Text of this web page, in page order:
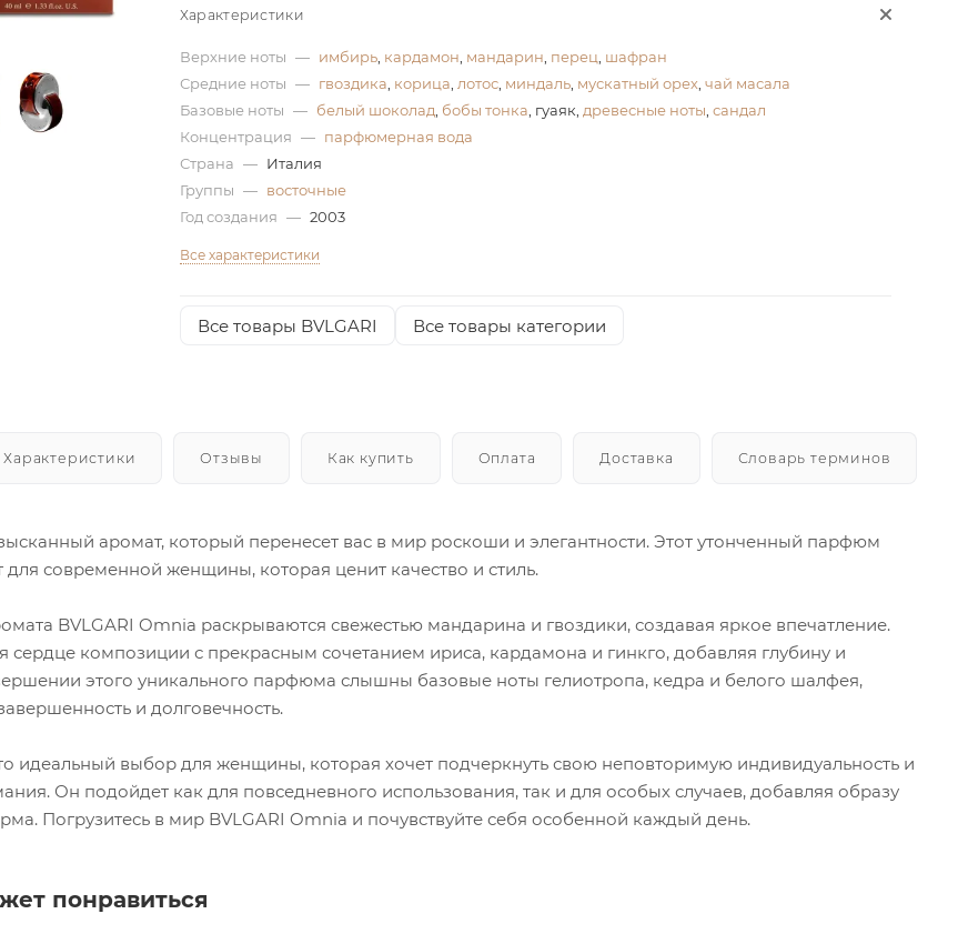
Характеристики
Верхние ноты — имбирь, кардамон мандарин перец шафран
Средние ноты — гвоздика корица лотос, миндаль, мускатный орех, чай масала
Базовые ноты — белый шоколад бобы тонка , гуаяк, древесные ноты сандал
Концентрация — парфюмерная вода
Страна — Италия
Группы — восточные
Год создания — 2003
Все характеристики
Все товары BVLGARI Все товары категории
Характеристики Отзывы Как купить Оплата Доставка Словарь терминов
аромат, который перенесет вас в мир роскоши и элегантности. Этот утонченный парфюм
для современной женщины, которая ценит качество и стиль.
BVLGARI Omnia раскрываются свежестью мандарина и гвоздики, создавая яркое впечатление.
сердце композиции с прекрасным сочетанием ириса, кардамона и гинкго, добавляя глубину и
этого уникального парфюма слышны базовые ноты гелиотропа, кедра и белого шалфея,
и долговечность.
идеальный выбор для женщины, которая хочет подчеркнуть свою неповторимую индивидуальность и
Он подойдет как для повседневного использования, так и для особых случаев, добавляя образу
Погрузитесь в мир BVLGARI Omnia и почувствуйте себя особенной каждый день.
понравиться